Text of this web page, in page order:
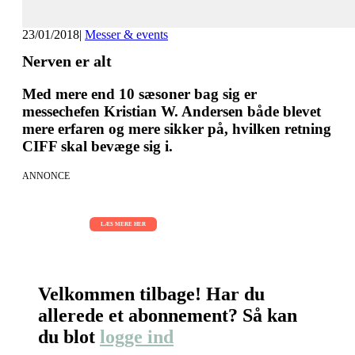
23/01/2018| Messer & events
Nerven er alt
Med mere end 10 sæsoner bag sig er
messechefen Kristian W. Andersen både blevet
mere erfaren og mere sikker på, hvilken retning
CIFF skal bevæge sig i.
ANNONCE
LÆS MERE HER
Velkommen tilbage! Har du
allerede et abonnement? Så kan
du blot logge ind